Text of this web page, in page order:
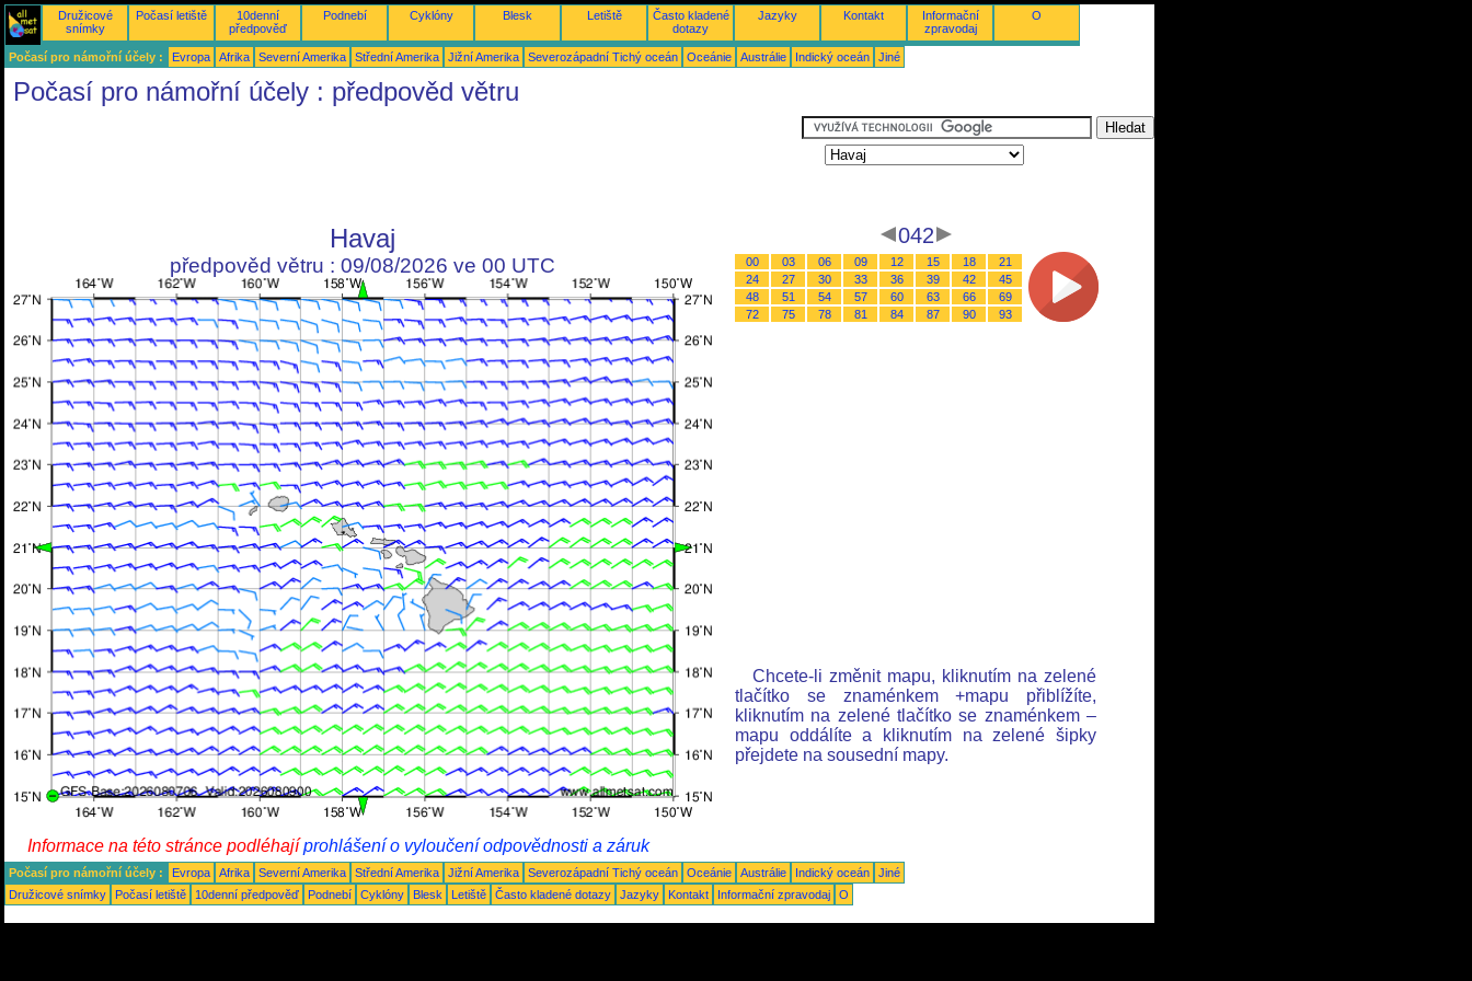
Družicové
snímky
Počasí letiště
10denní
předpověď
Podnebí Cyklóny Blesk Letiště
Často kladené
dotazy
Jazyky Kontakt
Informační
zpravodaj
O
Počasí pro námořní účely : Evropa Afrika Severní Amerika Střední Amerika Jižní Amerika Severozápadní Tichý oceán Oceánie Austrálie Indický oceán Jiné
Počasí pro námořní účely : předpověd větru
Havaj
předpověd větru : 09/08/2026 ve 00 UTC
042
00 03 06 09 12 15 18
21
24
27 30 33 36 39 42
45
48
51 54 57 60 63 66
69
72
75 78 81 84 87 90 93
Chcete-li změnit mapu, kliknutím na zelené
tlačítko se znaménkem +mapu přiblížíte,
kliknutím na zelené tlačítko se znaménkem –
mapu oddálíte a kliknutím na zelené šipky
přejdete na sousední mapy.
Informace na této stránce podléhajíprohlášení o vyloučení odpovědnosti a záruk
Počasí pro námořní účely : Evropa Afrika Severní Amerika Střední Amerika Jižní Amerika Severozápadní Tichý oceán Oceánie Austrálie Indický oceán
Jiné
Družicové snímky
Počasí letiště 10denní předpověď Podnebí Cyklóny Blesk Letiště Často kladené dotazy Jazyky Kontakt Informační zpravodaj O